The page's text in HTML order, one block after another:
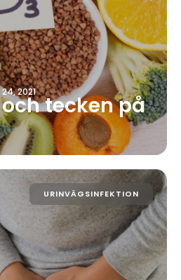
2021
tecken på
URINVÄGSINFEKTION